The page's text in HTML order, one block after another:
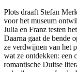
Plots draaft Stefan
voor het museum
Julia en Franz testen
Daarna gaat de bende
ze verdwijnen van het
wat ze ontdekken: een
romantische Duitse